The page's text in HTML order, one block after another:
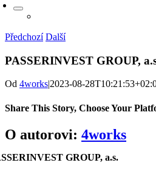
Předchozí Další
PASSERINVEST GROUP,
Od 4works|2023-08-
Share This Story, Choose Your
Facebook
X
Reddit
LinkedIn
WhatsApp
Telegram
Tumblr
Pinterest
Vk
Xing
E-
mail
O autorovi: 4works
GROUP, a.s.